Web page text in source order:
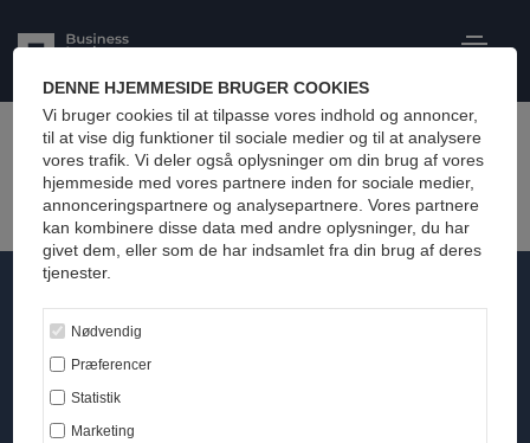
DENNE HJEMMESIDE BRUGER COOKIES
Vi bruger cookies til at tilpasse vores indhold og annoncer,
til at vise dig funktioner til sociale medier og til at analysere
vores trafik. Vi deler også oplysninger om din brug af vores
hjemmeside med vores partnere inden for sociale medier,
annonceringspartnere og analysepartnere. Vores partnere
kan kombinere disse data med andre oplysninger, du har
givet dem, eller som de har indsamlet fra din brug af deres
tjenester.
Nødvendig
Præferencer
Statistik
Marketing
MBA